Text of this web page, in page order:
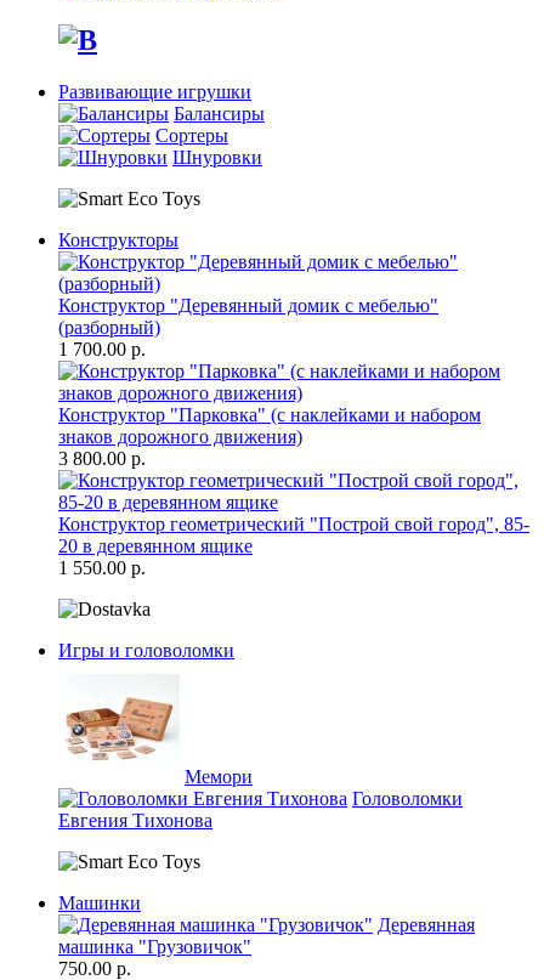
Развивающие игрушки
Балансиры
Сортеры
Шнуровки
Конструкторы
Конструктор "Деревянный домик с мебелью"
(разборный)
1 700.00 р.
Конструктор "Парковка" (с наклейками и набором
знаков дорожного движения)
3 800.00 р.
Конструктор геометрический "Построй свой город", 85-
20 в деревянном ящике
1 550.00 р.
Игры и головоломки
Мемори
Головоломки
Евгения Тихонова
Машинки
Деревянная
машинка "Грузовичок"
750.00 р.